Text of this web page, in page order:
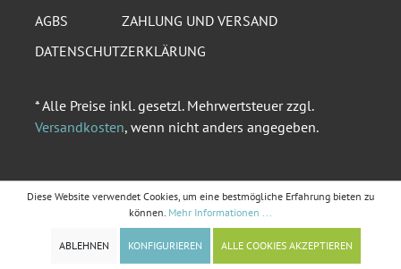
AGBS
ZAHLUNG UND VERSAND
DATENSCHUTZERKLÄRUNG
* Alle Preise inkl. gesetzl. Mehrwertsteuer zzgl.
Versandkosten, wenn nicht anders angegeben.
Diese Website verwendet Cookies, um eine bestmögliche Erfahrung bieten zu
können. Mehr Informationen ...
ABLEHNEN KONFIGURIEREN ALLE COOKIES AKZEPTIEREN